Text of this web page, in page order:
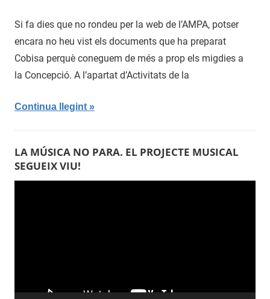
de
2016
Si fa dies que no rondeu per la web de l’AMPA, potser
encara no heu vist els documents que ha preparat
Cobisa perquè coneguem de més a prop els migdies a
la Concepció. A l’apartat d’Activitats de la
Continua llegint
LA MÚSICA NO PARA. EL PROJECTE MUSICAL
SEGUEIX VIU!